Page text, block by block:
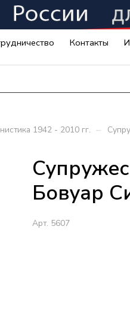
Контакты
1942 - 2010 гг. –
Бовуар
Арт. 5607